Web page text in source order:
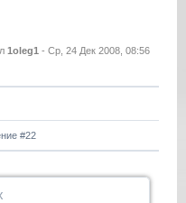
1oleg1 - Ср, 24 Дек 2008, 08:56
#22